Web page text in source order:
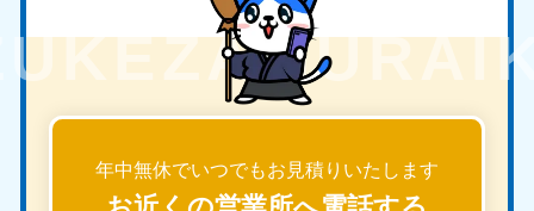
年中無休でいつでもお見積りいたします